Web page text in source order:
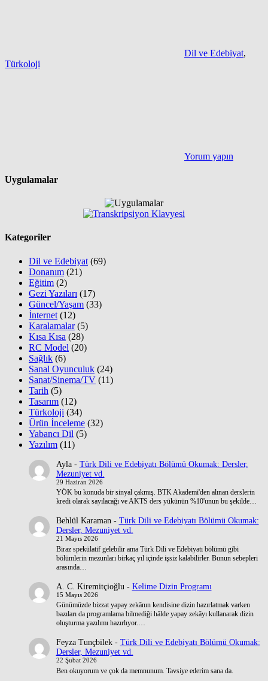
Dil ve Edebiyat,
Türkoloji
Yorum yapın
Uygulamalar
Kategoriler
Dil ve Edebiyat (69)
Donanım (21)
Eğitim (2)
Gezi Yazıları (17)
Güncel/Yaşam (33)
İnternet (12)
Karalamalar(5)
Kısa Kısa (28)
RC Model (20)
Sağlık (6)
Sanal Oyunculuk (24)
Sanat/Sinema/TV (11)
Tarih (5)
Tasarım (12)
Türkoloji (34)
Ürün İnceleme (32)
Yabancı Dil (5)
Yazılım (11)
Ayla- Türk Dili ve Edebiyatı Bölümü Okumak: Dersler,
Mezuniyet vd.
29 Haziran 2026
YÖK bu konuda bir sinyal çakmış. BTK Akademi'den alınan derslerin
kredi olarak sayılacağı ve AKTS ders yükünün %10'unun bu şekilde…
Behlül Karaman- Türk Dili ve Edebiyatı Bölümü Okumak:
Dersler, Mezuniyet vd.
21 Mayıs 2026
Biraz spekülatif gelebilir ama Türk Dili ve Edebiyatı bölümü gibi
bölümlerin mezunları birkaç yıl içinde işsiz kalabilirler. Bunun sebepleri
arasında…
A. C. Kiremitçioğlu - Kelime Dizin Programı
15 Mayıs 2026
Günümüzde bizzat yapay zekânın kendisine dizin hazırlatmak varken
bazıları da programlama bilmediği hâlde yapay zekâyı kullanarak dizin
oluşturma yazılımı hazırlıyor.…
Feyza Tunçbilek- Türk Dili ve Edebiyatı Bölümü Okumak:
Dersler, Mezuniyet vd.
22 Şubat 2026
Ben okuyorum ve çok da memnunum. Tavsiye ederim sana da.